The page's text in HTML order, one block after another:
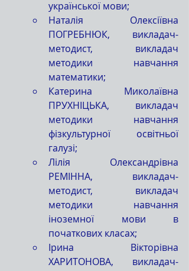
української мови;
Наталія Олексіївна
ПОГРЕБНЮК, викладач-
методист, викладач
методики навчання
математики;
Катерина Миколаївна
ПРУХНІЦЬКА, викладач
методики навчання
фізкультурної освітньої
галузі;
Лілія Олександрівна
РЕМІННА, викладач-
методист, викладач
методики навчання
іноземної мови в
початкових класах;
Ірина Вікторівна
ХАРИТОНОВА, викладач-